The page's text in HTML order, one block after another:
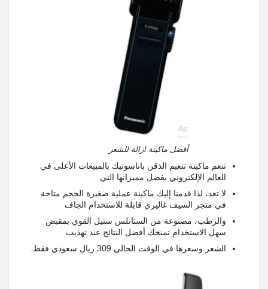
أفضل ماكينة ازالة للشعر
تنعم ماكينة تنعيم الذقن باناسونيك بالمبيعات الأعلى في
العالم الإلكتروني بفضل مميزاتها التي
لا تعد، لذا قدمنا إليك ماكينة عملية صغيرة الحجم متاحة
في متجر السيف غاليري قابلة للاستخدام الجاف
والرطب، مصنوعة من الستانلس ستيل القوي بمقبض
سهل الاستخدام تمنحك أفضل النتائج عند تهذيب
الشعر وسعرها في الوقت الحالي 309 ريال سعودي فقط.